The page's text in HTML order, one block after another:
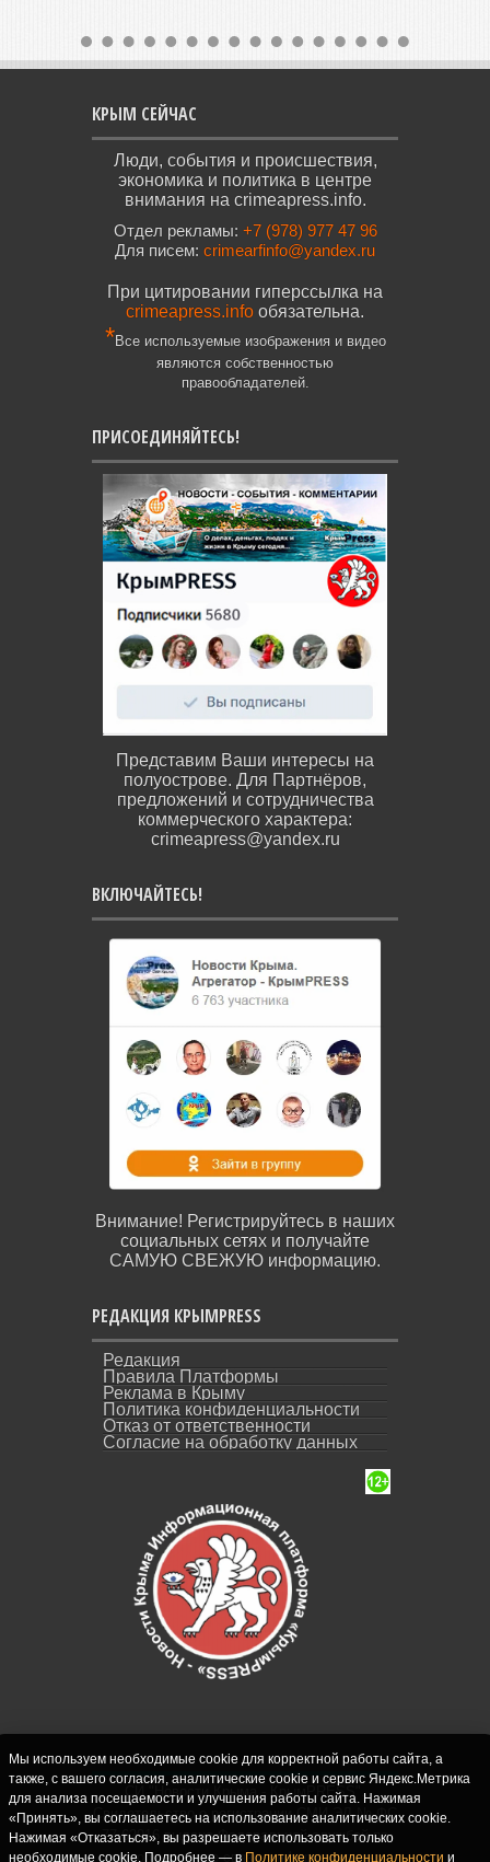
КРЫМ СЕЙЧАС
Люди, события и происшествия,
экономика и политика в центре
внимания на crimeapress.info.
Отдел рекламы: +7 (978) 977 47 96
Для писем: crimearfinfo@yandex.ru
При цитировании гиперссылка на
crimeapress.info обязательна.
*Все используемые изображения и видео
являются собственностью
правообладателей.
ПРИСОЕДИНЯЙТЕСЬ!
Представим Ваши интересы на
полуострове. Для Партнёров,
предложений и сотрудничества
коммерческого характера:
crimeapress@yandex.ru
ВКЛЮЧАЙТЕСЬ!
Внимание! Регистрируйтесь в наших
социальных сетях и получайте
САМУЮ СВЕЖУЮ информацию.
РЕДАКЦИЯ КРЫМPRESS
Редакция
Правила Платформы
Реклама в Крыму
Политика конфиденциальности
Отказ от ответственности
Согласие на обработку данных
СИ "Новости Крыма - КрымPRESS".
Свидетельство о регистрации СМИ ЭЛ № ФС
77-62916 выдано Федеральной службой по
надзору в сфере связи, информационных
Мы используем необходимые cookie для корректной работы сайта, а
также, с вашего согласия, аналитические cookie и сервис Яндекс.Метрика
для анализа посещаемости и улучшения работы сайта. Нажимая
«Принять», вы соглашаетесь на использование аналитических cookie.
Нажимая «Отказаться», вы разрешаете использовать только
необходимые cookie. Подробнее — в Политике конфиденциальности и